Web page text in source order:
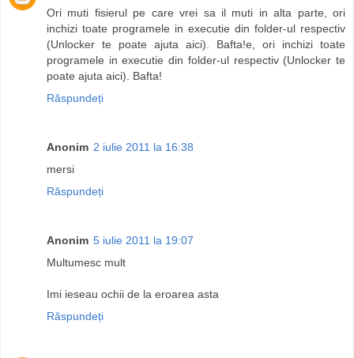
Ori muti fisierul pe care vrei sa il muti in alta parte, ori
inchizi toate programele in executie din folder-ul respectiv
(Unlocker te poate ajuta aici). Bafta!e, ori inchizi toate
programele in executie din folder-ul respectiv (Unlocker te
poate ajuta aici). Bafta!
Răspundeți
Anonim 2 iulie 2011 la 16:38
mersi
Răspundeți
Anonim 5 iulie 2011 la 19:07
Multumesc mult
Imi ieseau ochii de la eroarea asta
Răspundeți